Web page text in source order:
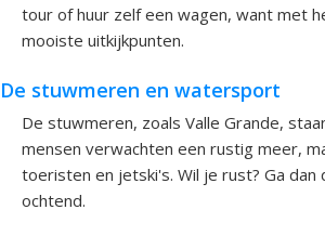
tour of huur zelf een wagen, want met
mooiste uitkijkpunten.
De stuwmeren en watersport
De stuwmeren, zoals Valle Grande,
mensen verwachten een rustig meer,
toeristen en jetski's. Wil je rust? Ga
ochtend.